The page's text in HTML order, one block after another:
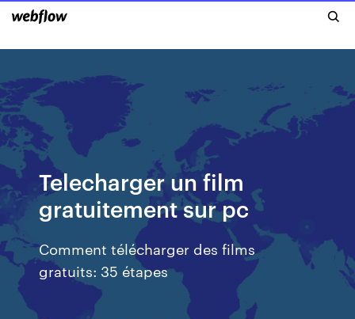
Telecharger un film
gratuitement sur pc
Comment télécharger des films
gratuits: 35 étapes